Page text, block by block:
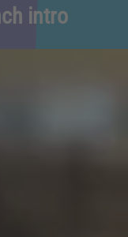
intro